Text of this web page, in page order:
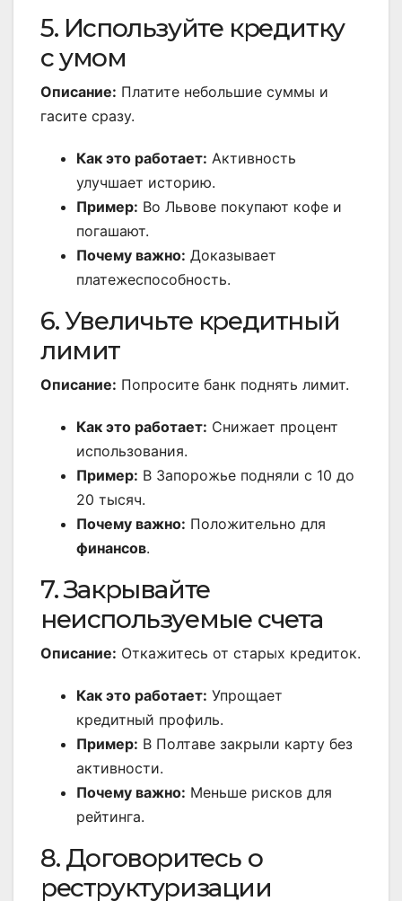
5. Используйте кредитку
с умом
Описание: Платите небольшие суммы и
гасите сразу.
Как это работает: Активность
улучшает историю.
Пример: Во Львове покупают кофе и
погашают.
Почему важно: Доказывает
платежеспособность.
6. Увеличьте кредитный
лимит
Описание: Попросите банк поднять лимит.
Как это работает: Снижает процент
использования.
Пример: В Запорожье подняли с 10 до
20 тысяч.
Почему важно: Положительно для
финансов.
7. Закрывайте
неиспользуемые счета
Описание: Откажитесь от старых кредиток.
Как это работает: Упрощает
кредитный профиль.
Пример: В Полтаве закрыли карту без
активности.
Почему важно: Меньше рисков для
рейтинга.
8. Договоритесь о
реструктуризации